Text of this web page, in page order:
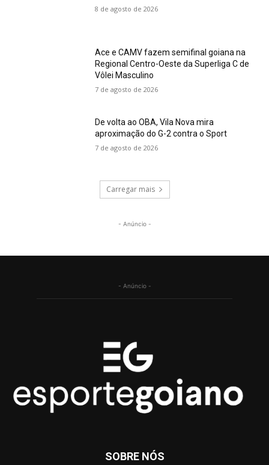
8 de agosto de 2026
Ace e CAMV fazem semifinal goiana na
Regional Centro-Oeste da Superliga C de
Vôlei Masculino
7 de agosto de 2026
De volta ao OBA, Vila Nova mira
aproximação do G-2 contra o Sport
7 de agosto de 2026
Carregar mais
- Anúncio -
- Anúncio -
SOBRE NÓS